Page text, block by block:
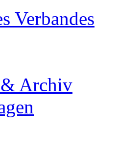
Verbandes
Archiv